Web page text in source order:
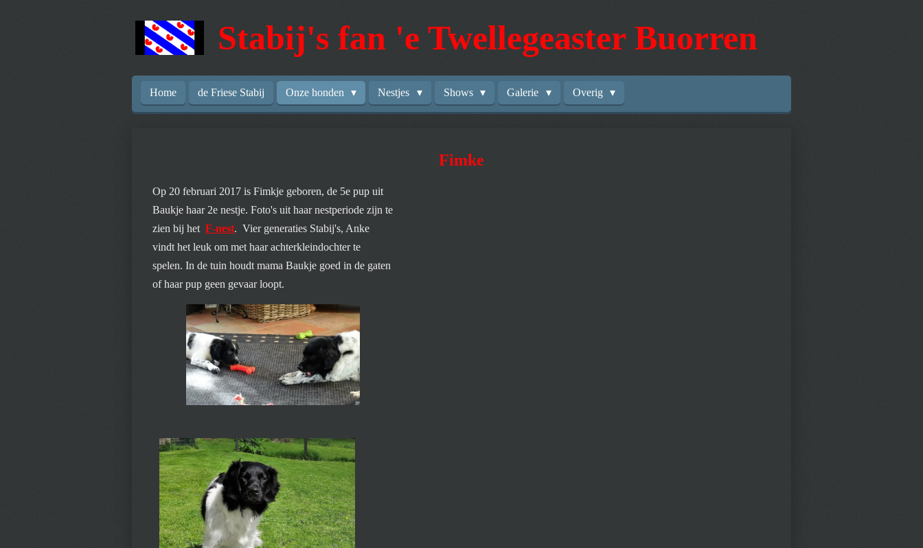
Stabij's fan 'e Twellegeaster Buorren
Home de Friese Stabij Onze honden Nestjes Shows Galerie Overig
Fimke
Op 20 februari 2017 is Fimkje geboren, de 5e pup uit
Baukje haar 2e nestje. Foto's uit haar nestperiode zijn te
zien bij het F-nest. Vier generaties Stabij's, Anke
vindt het leuk om met haar achterkleindochter te
spelen. In de tuin houdt mama Baukje goed in de gaten
of haar pup geen gevaar loopt.